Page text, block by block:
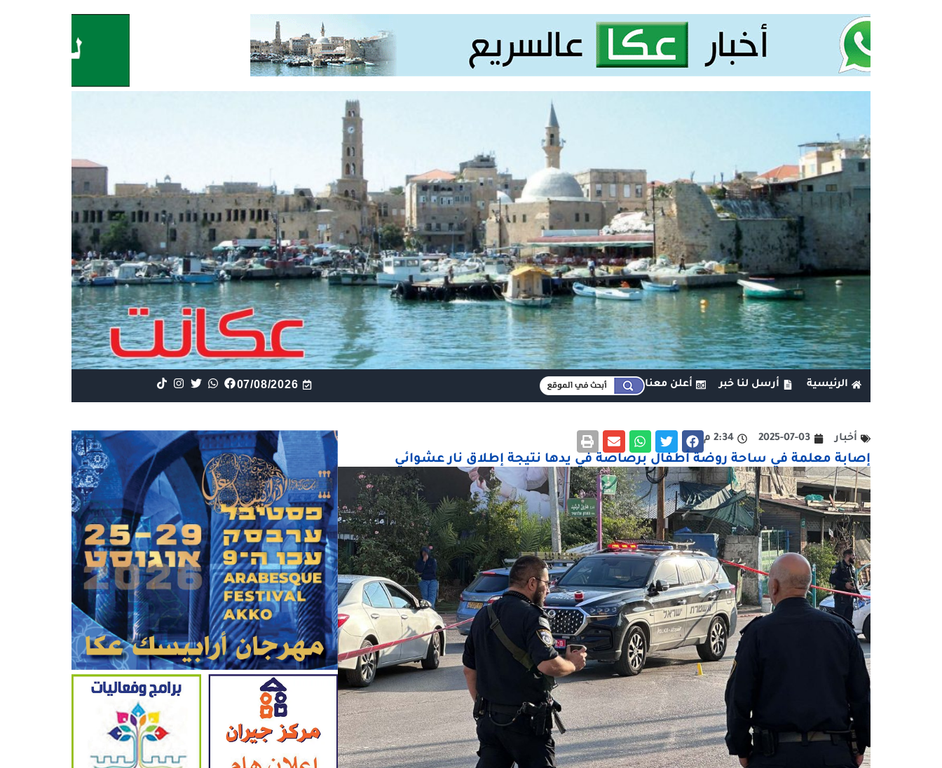
الرئيسية أرسل لنا خبر أعلن معنا 07/08/2026
أخبار 2025-07-03 2:34 م
إصابة معلمة في ساحة روضة أطفال برصاصة في يدها نتيجة إطلاق نار عشوائي